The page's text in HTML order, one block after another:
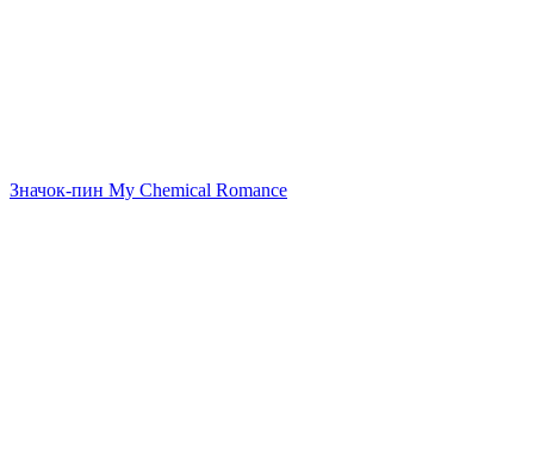
Значок-пин My Chemical Romance